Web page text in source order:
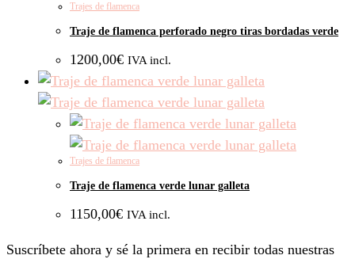
Trajes de flamenca
Traje de flamenca perforado negro tiras bordadas verde
1200,00€ IVA incl.
Trajes de flamenca
Traje de flamenca verde lunar galleta
1150,00€ IVA incl.
Suscríbete ahora y sé la primera en recibir todas nuestras